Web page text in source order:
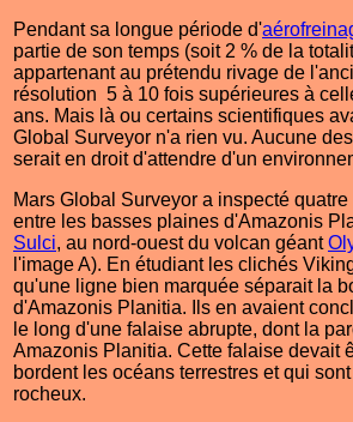
Pendant sa longue période d'
partie de son temps (soit 2 % de la
appartenant au prétendu rivage de
résolution 5 à 10 fois supérieures à
ans. Mais là ou certains scientifiques
Global Surveyor n'a rien vu. Aucune
serait en droit d'attendre d'un
Mars Global Surveyor a inspecté
entre les basses plaines d'Amazonis
Sulci, au nord-ouest du volcan géant
l'image A). En étudiant les clichés
qu'une ligne bien marquée séparait la
d'Amazonis Planitia. Ils en avaient
le long d'une falaise abrupte, dont la
Amazonis Planitia. Cette falaise devait
bordent les océans terrestres et qui
rocheux.